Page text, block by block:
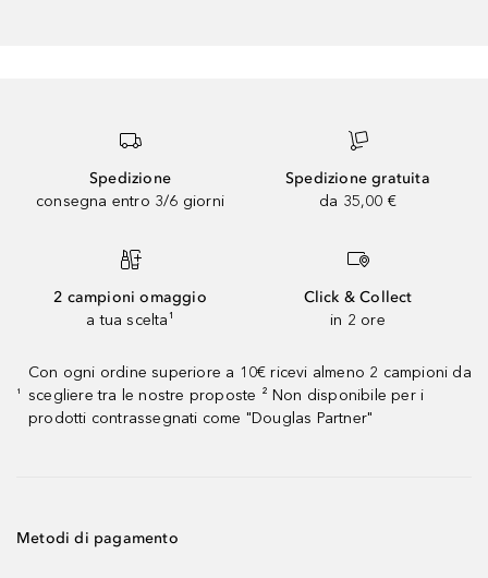
Spedizione
consegna entro 3/6 giorni
Spedizione gratuita
da 35,00 €
2 campioni omaggio
a tua scelta¹
Click & Collect
in 2 ore
¹
Con ogni ordine superiore a 10€ ricevi almeno 2 campioni da
scegliere tra le nostre proposte ² Non disponibile per i
prodotti contrassegnati come "Douglas Partner"
Metodi di pagamento